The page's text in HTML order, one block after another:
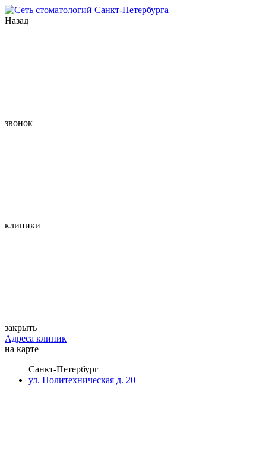
Назад
звонок
клиники
закрыть
Адреса клиник
на карте
Санкт-Петербург
ул. Политехническая д. 20